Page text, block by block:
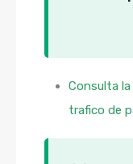
Consulta
trafico de